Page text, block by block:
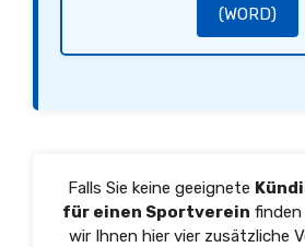
(WORD)
Falls Sie keine geeignete
für einen Sportverein
wir Ihnen hier vier zusätzliche